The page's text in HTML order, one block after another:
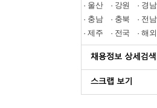
· 울산 · 강원 · 경남
· 충남 · 충북 · 전남
· 제주 · 전국 · 해외